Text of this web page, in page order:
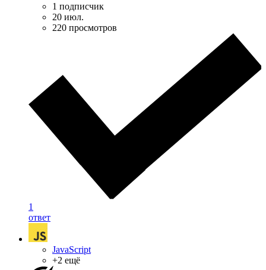
1 подписчик
20 июл.
220 просмотров
1
ответ
JavaScript
+2 ещё